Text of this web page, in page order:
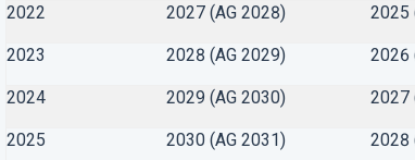
2022 2027 (AG 2028) 2025
2023 2028 (AG 2029) 2026
2024 2029 (AG 2030) 2027
2025 2030 (AG 2031) 2028